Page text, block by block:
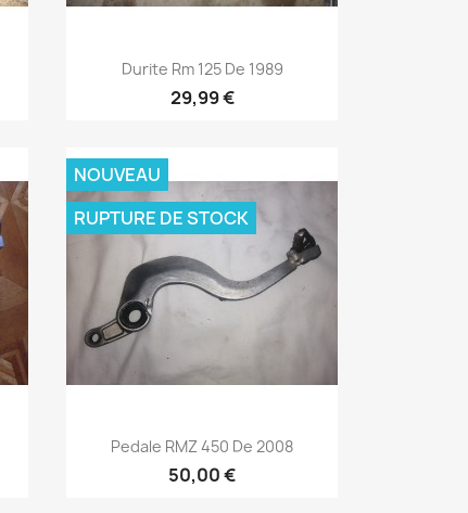
Aperçu rapide
Durite Rm 125 De 1989
29,99 €
Aperçu rapide
Pedale RMZ 450 De 2008
50,00 €
NOUVEAU
RUPTURE DE STOCK